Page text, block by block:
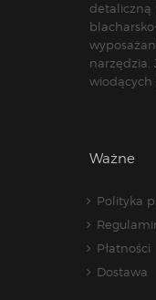
detaliczną
narzędzia.
Ważne
Polityka
Płatności
Dostawa